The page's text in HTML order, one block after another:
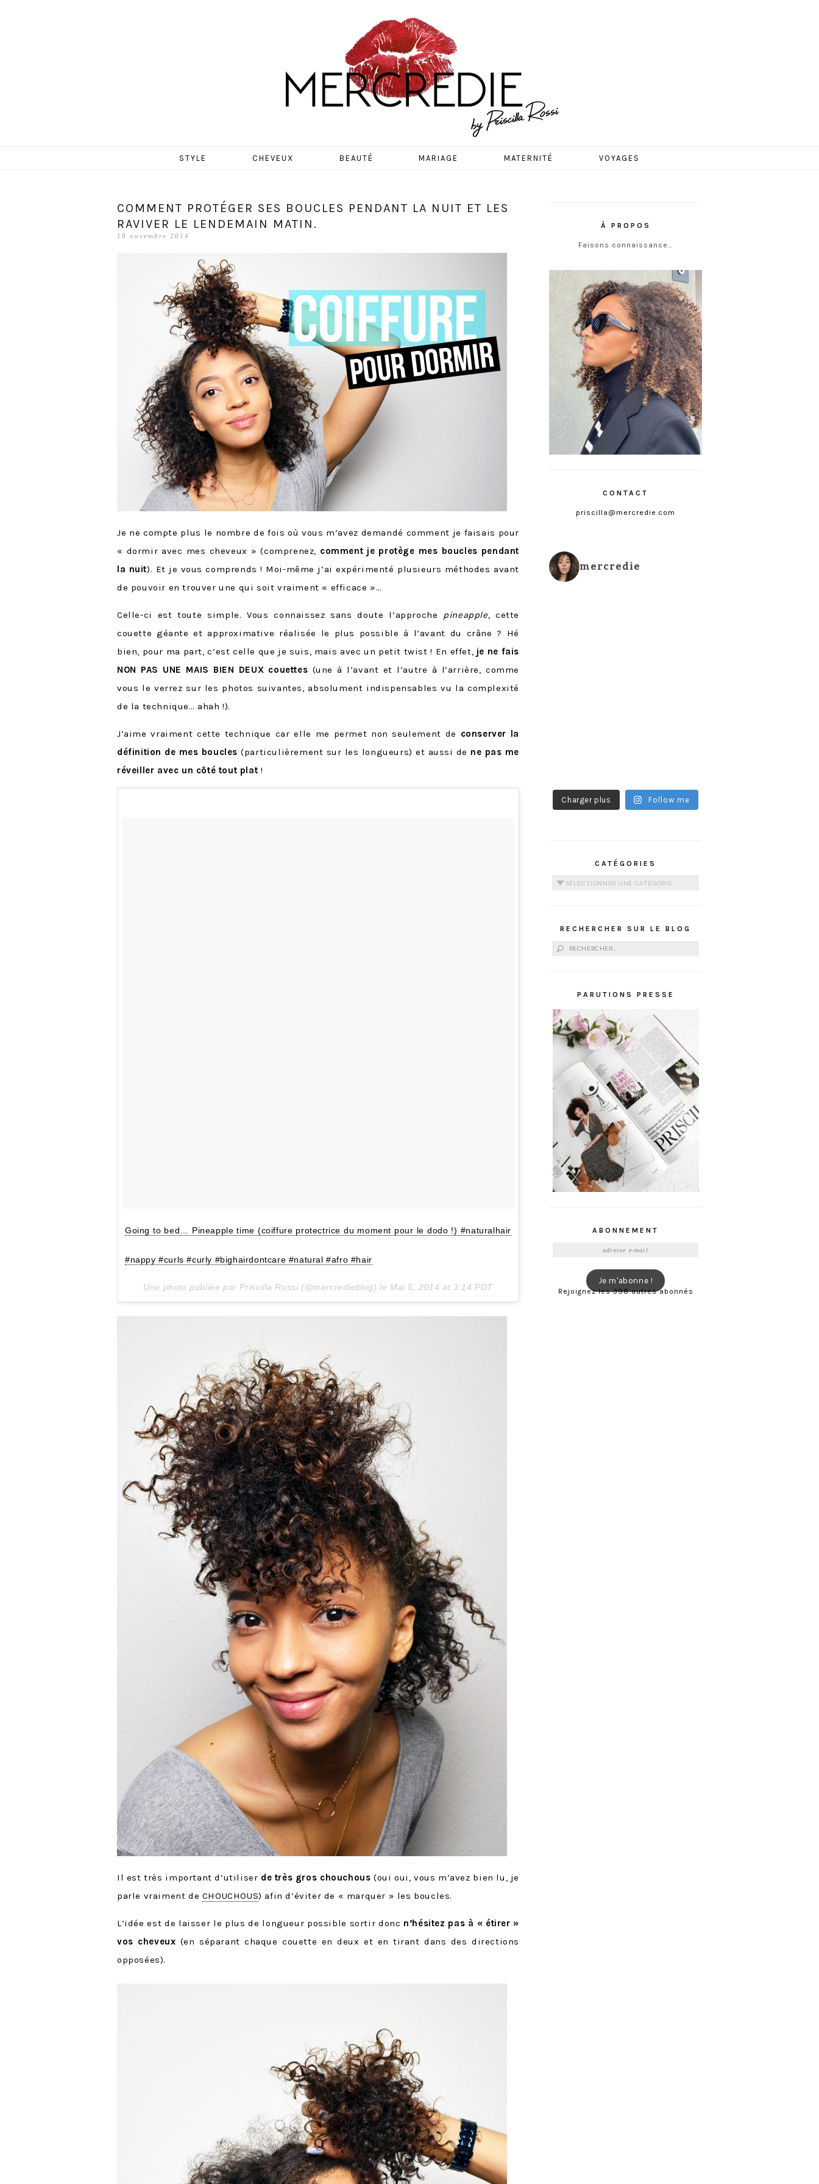
MERCREDIE
STYLE CHEVEUX BEAUTÉ MARIAGE MATERNITÉ VOYAGES
COMMENT PROTÉGER SES BOUCLES PENDANT LA NUIT ET LES
RAVIVER LE LENDEMAIN MATIN.
18 novembre 2014
Je ne compte plus le nombre de fois où vous m’avez demandé comment je faisais pour
« dormir avec mes cheveux » (comprenez, comment je protège mes boucles pendant
la nuit). Et je vous comprends ! Moi-même j’ai expérimenté plusieurs méthodes avant
de pouvoir en trouver une qui soit vraiment « efficace »…
Celle-ci est toute simple. Vous connaissez sans doute l’approche pineapple, cette
couette géante et approximative réalisée le plus possible à l’avant du crâne ? Hé
bien, pour ma part, c’est celle que je suis, mais avec un petit twist ! En effet, je ne fais
NON PAS UNE MAIS BIEN DEUX couettes (une à l’avant et l’autre à l’arrière, comme
vous le verrez sur les photos suivantes, absolument indispensables vu la complexité
de la technique… ahah !).
J’aime vraiment cette technique car elle me permet non seulement de conserver la
définition de mes boucles (particulièrement sur les longueurs) et aussi de ne pas me
réveiller avec un côté tout plat !
Going to bed… Pineapple time (coiffure protectrice du moment pour le dodo !) #naturalhair
#nappy #curls #curly #bighairdontcare #natural #afro #hair
Une photo publiée par Priscilla Rossi (@mercredieblog) le Mai 5, 2014 at 3:14 PDT
Il est très important d’utiliser de très gros chouchous (oui oui, vous m’avez bien lu, je
parle vraiment de CHOUCHOUS) afin d’éviter de « marquer » les boucles.
L’idée est de laisser le plus de longueur possible sortir donc n’hésitez pas à « étirer »
vos cheveux (en séparant chaque couette en deux et en tirant dans des directions
opposées).
À PROPOS
Faisons connaissance…
CONTACT
priscilla@mercredie.com
mercredie
Charger plus Follow me
CATÉGORIES
Catégories
RECHERCHER SUR LE BLOG
Rechercher :
PARUTIONS PRESSE
ABONNEMENT
Je m'abonne !
Rejoignez les 398 autres abonnés